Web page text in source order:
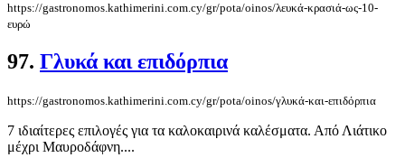
https://gastronomos.kathimerini.com.cy/gr/pota/oinos/λευκά-κρασιά-ως-10-
ευρώ
97. Γλυκά και επιδόρπια
https://gastronomos.kathimerini.com.cy/gr/pota/oinos/γλυκά-και-επιδόρπια
7 ιδιαίτερες επιλογές για τα καλοκαιρινά καλέσματα. Από Λιάτικο
μέχρι Μαυροδάφνη....